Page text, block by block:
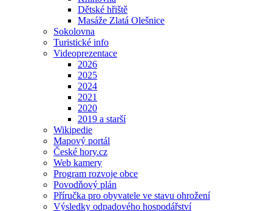
Dětské hřiště
Masáže Zlatá Olešnice
Sokolovna
Turistické info
Videoprezentace
2026
2025
2024
2021
2020
2019 a starší
Wikipedie
Mapový portál
České hory.cz
Web kamery
Program rozvoje obce
Povodňový plán
Příručka pro obyvatele ve stavu ohrožení
Výsledky odpadového hospodářství